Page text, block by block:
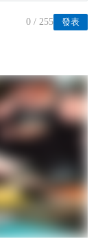
發表
0 / 255